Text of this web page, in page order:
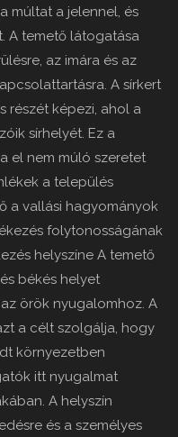
múltat a jelennel, és
A temető látogatása
az imára és az
A sírkert
részét képezi, ahol a
sírhelyét. Ez a
el nem múló szeretet
a település
a vallási hagyományok
folytonosságának
helyszíne A temető
békés helyet
örök nyugalomhoz. A
a célt szolgálja, hogy
környezetben
itt nyugalmat
A helyszín
és a személyes